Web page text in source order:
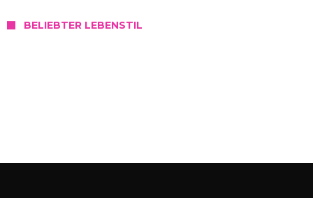
BELIEBTER LEBENSTIL